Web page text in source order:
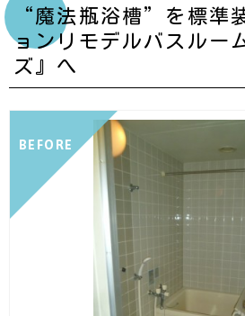
“魔法瓶浴槽”を標準
ョンリモデルバスルー
ズ』へ
BEFORE